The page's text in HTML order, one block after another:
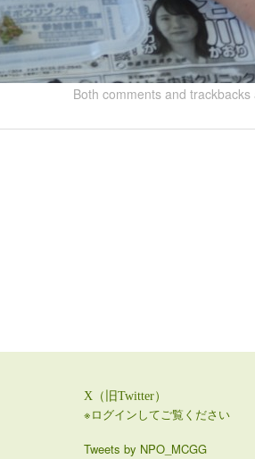
Both comments and
X（旧Twitter）
※ログインしてご覧ください
Tweets by NPO_MCGG